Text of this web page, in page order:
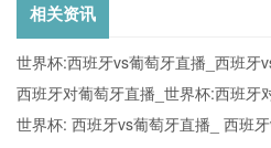
相关资讯
世界杯:西班牙vs葡萄牙直播_西班牙
今日西班牙vs葡萄牙直播在线观看高
西班牙对葡萄牙直播_世界杯:西班牙
界杯西班牙对葡萄牙直播在线观看高
世界杯: 西班牙vs葡萄牙直播_ 西班